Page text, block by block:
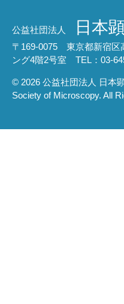
公益社団法人 日本
〒169-0075 東京都新宿区
ング4階2号室 TEL：03-
© 2026 公益社団法人 日本
Society of Microscopy. All